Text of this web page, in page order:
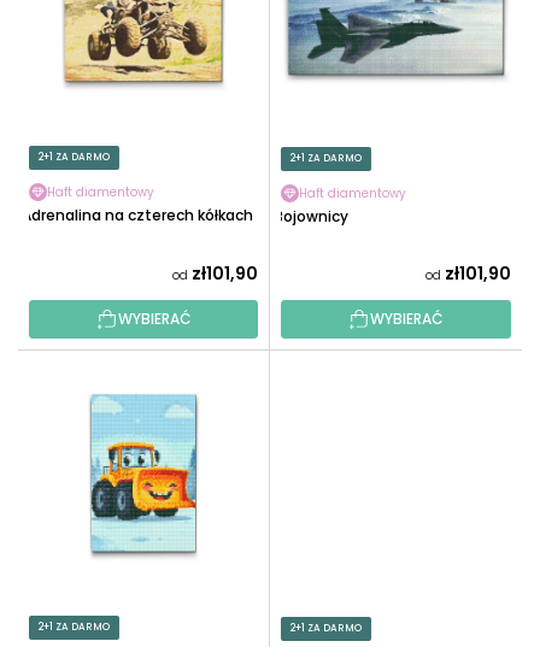
O
D
U
K
U
K
T
2+1 ZA DARMO
Haft diamentowy
Adrenalina na czterech kółkach
od zł101,90
WYBIERAĆ
2+1 ZA DARMO
Haft diamentowy
Bojownicy
od zł101,90
WYBIERAĆ
2+1 ZA DARMO 2+1 ZA DARMO